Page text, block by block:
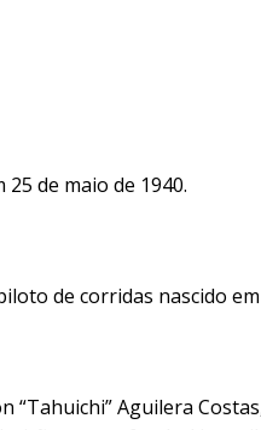
de maio de 1940.
de corridas nascido
“Tahuichi” Aguilera